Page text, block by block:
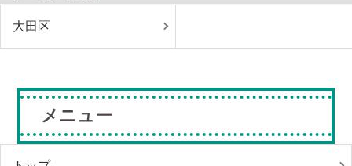
大田区
メニュー